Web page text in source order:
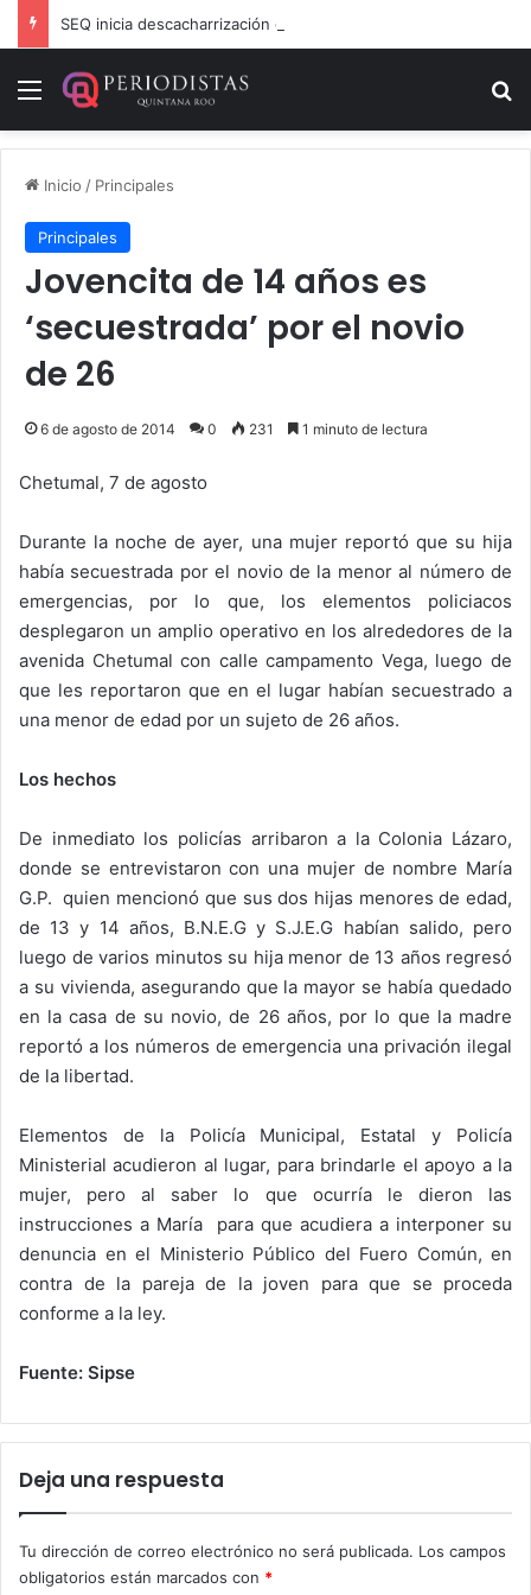
Menú
Inicio / Principales
Principales
Jovencita de 14 años es
‘secuestrada’ por el novio
de 26
6 de agosto de 2014 0 231 1 minuto de lectura
Chetumal, 7 de agosto
Durante la noche de ayer, una mujer reportó que su hija
había secuestrada por el novio de la menor al número de
emergencias, por lo que, los elementos policiacos
desplegaron un amplio operativo en los alrededores de la
avenida Chetumal con calle campamento Vega, luego de
que les reportaron que en el lugar habían secuestrado a
una menor de edad por un sujeto de 26 años.
Los hechos
De inmediato los policías arribaron a la Colonia Lázaro,
donde se entrevistaron con una mujer de nombre María
G.P. quien mencionó que sus dos hijas menores de edad,
de 13 y 14 años, B.N.E.G y S.J.E.G habían salido, pero
luego de varios minutos su hija menor de 13 años regresó
a su vivienda, asegurando que la mayor se había quedado
en la casa de su novio, de 26 años, por lo que la madre
reportó a los números de emergencia una privación ilegal
de la libertad.
Elementos de la Policía Municipal, Estatal y Policía
Ministerial acudieron al lugar, para brindarle el apoyo a la
mujer, pero al saber lo que ocurría le dieron las
instrucciones a María para que acudiera a interponer su
denuncia en el Ministerio Público del Fuero Común, en
contra de la pareja de la joven para que se proceda
conforme a la ley.
Fuente: Sipse
Deja una respuesta
Tu dirección de correo electrónico no será publicada. Los campos
obligatorios están marcados con *